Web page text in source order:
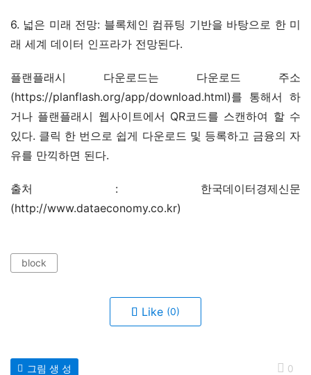
6. 넓은 미래 전망: 블록체인 컴퓨팅 기반을 바탕으로 한 미
래 세계 데이터 인프라가 전망된다.
플랜플래시 다운로드는 다운로드 주소
(https://planflash.org/app/download.html)를 통해서 하
거나 플랜플래시 웹사이트에서 QR코드를 스캔하여 할 수
있다. 클릭 한 번으로 쉽게 다운로드 및 등록하고 금융의 자
유를 만끽하면 된다.
출처 : 한국데이터경제신문
(http://www.dataeconomy.co.kr)
block
Like (0)
0
그림 생 성